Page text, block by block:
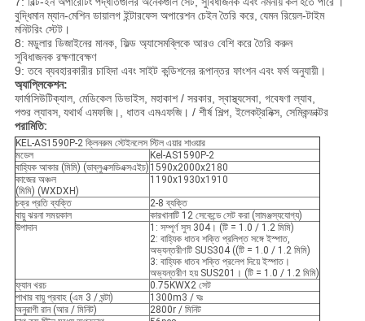
বুদ্ধিমান ম্যান-মেশিন ডায়ালগ ইন্টারফেস অপারেশন চেইন তৈরি করে, যেমন রিয়েল-টাইম
মনিটরিং স্টেট।
8: মডুলার ডিজাইনের মানক, ফিল্ড অ্যাসেমব্লিকে আরও বেশি করে তৈরি করুন
সুবিধাজনক রক্ষণাবেক্ষণ
9: তবে ব্যবহারকারীর চাহিদা এবং সাইট কন্ডিশনের রূপান্তর ফাংশন এবং ফর্ম অনুযায়ী।
অ্যাপ্লিকেশন:
ফার্মাসিউটিক্যাল, মেডিকেল ডিভাইস, মহাকাশ / সরকার, স্বাস্থ্যসেবা, গবেষণা ল্যাব,
পশুর ল্যাবস, যথার্থ এমফজি।, ধাতব এমএফজি। / শীর্ষ শিল্প, ইলেকট্রনিক্স, সেমিকন্ডাক্টর
পরামিতি:
KEL-AS1590P-2 ক্লিনরুম স্টেইনলেস স্টিল এয়ার শাওয়ার
মডেল
Kel-AS1590P-2
বাহ্যিক আকার (মিমি) (ডাব্লুএক্সডিএক্সএইচ) 1590x2000x2180
কাজের অঞ্চল
(মিমি) (WXDXH)
1190x1930x1910
চক্র প্রতি ব্যক্তি
2-8 ব্যক্তি
বায়ু ঝরনা সময়কাল
কারখানাটি 12 সেকেন্ডে সেট করা (সামঞ্জস্যযোগ্য)
উপাদান
1: সম্পূর্ণ সুস 304। (টি = 1.0 / 1.2 মিমি)
2: বাহ্যিক ধাতব শক্তি প্রলিপ্ত সঙ্গে ইস্পাত,
অভ্যন্তরীণটি SUS304 ((টি = 1.0 / 1.2 মিমি)
3: বাহ্যিক ধাতব শক্তি প্রলেপ দিয়ে ইস্পাত।
অভ্যন্তরীণ হয় SUS201। (টি = 1.0 / 1.2 মিমি)
ফ্যান খরচ
0.75KWX2 সেট
পাখার বায়ু প্রবাহ (এম 3 / ঘন্টা)
1300m3 / ঘঃ
অনুরাগী রান (আর / মিনিট)
2800r / মিনিট